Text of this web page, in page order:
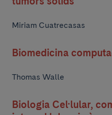
Miriam Cuatrecasas
Biomedicina
Thomas Walle
Biologia Cel·lular,